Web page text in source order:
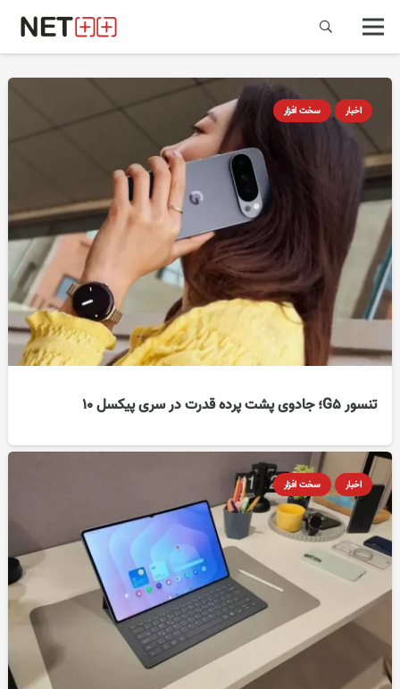
اخبار سخت افزار
تنسور G5؛ جادوی پشت پرده قدرت در سری پیکسل ۱۰
اخبار سخت افزار